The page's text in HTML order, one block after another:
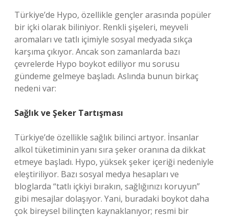
Türkiye’de Hypo, özellikle gençler arasında popüler
bir içki olarak biliniyor. Renkli şişeleri, meyveli
aromaları ve tatlı içimiyle sosyal medyada sıkça
karşıma çıkıyor. Ancak son zamanlarda bazı
çevrelerde Hypo boykot ediliyor mu sorusu
gündeme gelmeye başladı. Aslında bunun birkaç
nedeni var:
Sağlık ve Şeker Tartışması
Türkiye’de özellikle sağlık bilinci artıyor. İnsanlar
alkol tüketiminin yanı sıra şeker oranına da dikkat
etmeye başladı. Hypo, yüksek şeker içeriği nedeniyle
eleştiriliyor. Bazı sosyal medya hesapları ve
bloglarda “tatlı içkiyi bırakın, sağlığınızı koruyun”
gibi mesajlar dolaşıyor. Yani, buradaki boykot daha
çok bireysel bilinçten kaynaklanıyor; resmi bir